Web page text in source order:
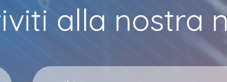
alla nostra